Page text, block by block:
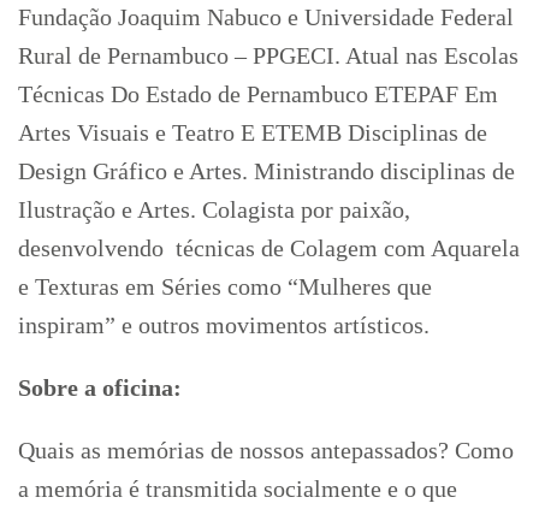
Fundação Joaquim Nabuco e Universidade Federal
Rural de Pernambuco – PPGECI. Atual nas Escolas
Técnicas Do Estado de Pernambuco ETEPAF Em
Artes Visuais e Teatro E ETEMB Disciplinas de
Design Gráfico e Artes. Ministrando disciplinas de
Ilustração e Artes. Colagista por paixão,
desenvolvendo técnicas de Colagem com Aquarela
e Texturas em Séries como “Mulheres que
inspiram” e outros movimentos artísticos.
Sobre a oficina:
Quais as memórias de nossos antepassados? Como
a memória é transmitida socialmente e o que